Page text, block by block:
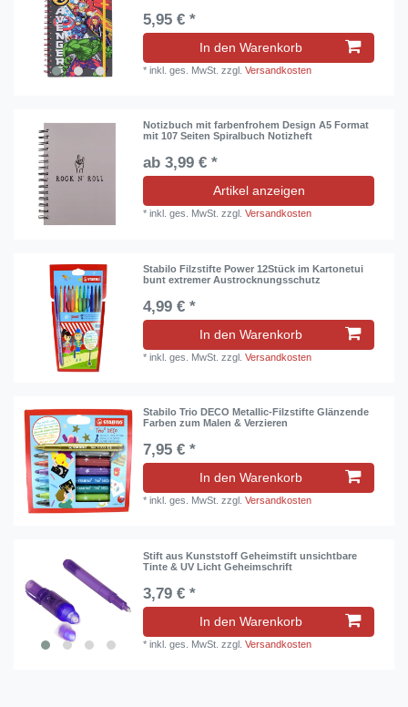
5,95 € *
In den Warenkorb
*inkl. ges. MwSt. zzgl.Versandkosten
Notizbuch mit farbenfrohem Design A5 Format
mit 107 Seiten Spiralbuch Notizheft
ab 3,99 € *
Artikel anzeigen
*inkl. ges. MwSt. zzgl.Versandkosten
Stabilo Filzstifte Power 12Stück im Kartonetui
bunt extremer Austrocknungsschutz
4,99 € *
In den Warenkorb
*inkl. ges. MwSt. zzgl.Versandkosten
Stabilo Trio DECO Metallic-Filzstifte Glänzende
Farben zum Malen & Verzieren
7,95 € *
In den Warenkorb
*inkl. ges. MwSt. zzgl.Versandkosten
Stift aus Kunststoff Geheimstift unsichtbare
Tinte & UV Licht Geheimschrift
3,79 € *
In den Warenkorb
*inkl. ges. MwSt. zzgl.Versandkosten